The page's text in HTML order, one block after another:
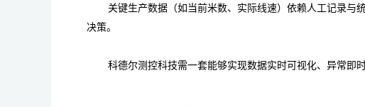
关键生产数据（如当前米数、实际线速）依赖人工记录与
决策。
科德尔测控科技需一套能够实现数据实时可视化、异常即